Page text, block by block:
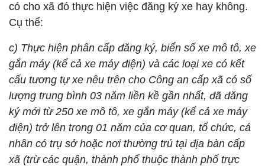
có cho xã đó thực hiện việc đăng ký xe hay không.
Cụ thể:
c) Thực hiện phân cấp đăng ký, biển số xe mô tô, xe
gắn máy (kể cả xe máy điện) và các loại xe có kết
cấu tương tự xe nêu trên cho Công an cấp xã có số
lượng trung bình 03 năm liền kề gần nhất, đã đăng
ký mới từ 250 xe mô tô, xe gắn máy (kể cả xe máy
điện) trở lên trong 01 năm của cơ quan, tổ chức, cá
nhân có trụ sở hoặc nơi thường trú tại địa bàn cấp
xã (trừ các quận, thành phố thuộc thành phố trực